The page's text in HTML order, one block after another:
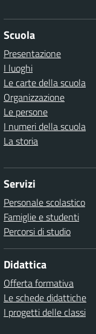
Scuola
Presentazione
I luoghi
Le carte della scuola
Organizzazione
Le persone
I numeri della scuola
La storia
Servizi
Personale scolastico
Famiglie e studenti
Percorsi di studio
Didattica
Offerta formativa
Le schede didattiche
I progetti delle classi